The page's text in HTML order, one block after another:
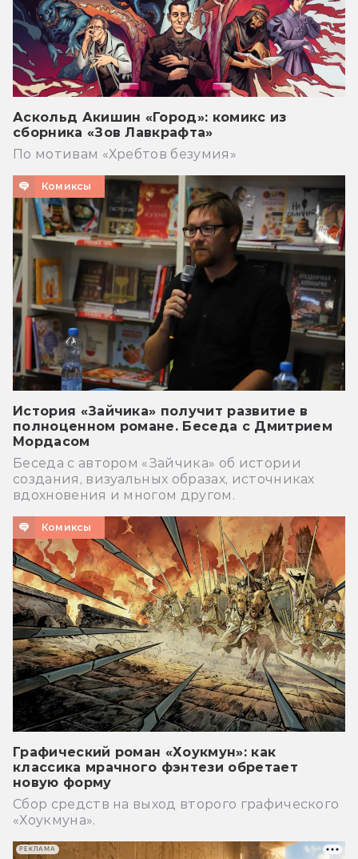
Аскольд Акишин «Город»: комикс из
сборника «Зов Лавкрафта»
По мотивам «Хребтов безумия»
Комиксы
История «Зайчика» получит развитие в
полноценном романе. Беседа с Дмитрием
Мордасом
Беседа с автором «Зайчика» об истории
создания, визуальных образах, источниках
вдохновения и многом другом.
Комиксы
Графический роман «Хоукмун»: как
классика мрачного фэнтези обретает
новую форму
Сбор средств на выход второго графического
«Хоукмуна».
РЕКЛАМА